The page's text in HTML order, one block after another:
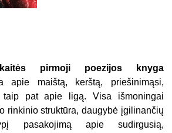
pirmoji poezijos knyga
apie maištą, kerštą, priešinimąsi,
taip pat apie ligą. Visa išmoningai
rinkinio struktūra, daugybė įgilinančių
pasakojimą apie sudirgusią,